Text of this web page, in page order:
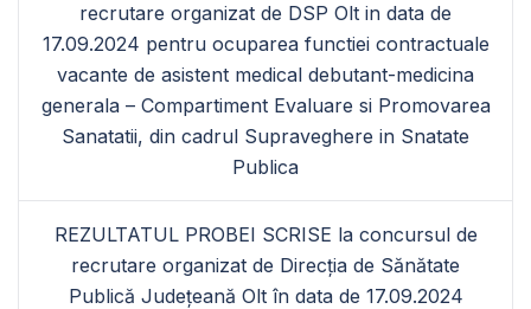
articolerecrutare organizat de DSP Olt in data de
17.09.2024 pentru ocuparea functiei contractuale
vacante de asistent medical debutant-medicina
generala – Compartiment Evaluare si Promovarea
Sanatatii, din cadrul Supraveghere in Snatate
Publica
REZULTATUL PROBEI SCRISE la concursul de
recrutare organizat de Direcția de Sănătate
Publică Județeană Olt în data de 17.09.2024